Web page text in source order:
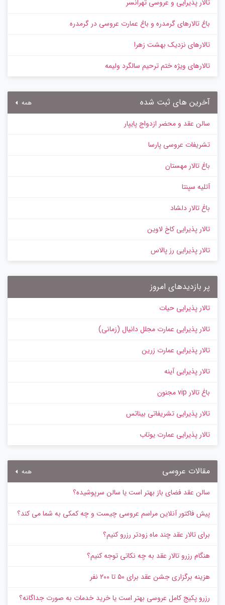
تالار پذیرایی و عروسی تهرانسر
باغ تالارهای گرمدره و باغ عمارت عروسی در گرمدره
تالارهای نزدیک بهشت زهرا
تالارهای ویژه ختم ترحیم سالگرد ولیمه
آخرین های ثبت شده همه
سالن عقد و محضر ازدواج پایپار
تشریفات عروسی پارسا
باغ تالار مهستان
آتلیه سپنتا
باغ تالار دلشاد
تالار پذیرایی کاخ لاوین
تالار پذیرایی رز پالاس
پر بازدیدهای امروز
تالار پذیرایی حیات
تالار پذیرایی عمارت مجلل دانیال (زمانی)
تالار پذیرایی عمارت زرین
تالار پذیرایی آینه
باغ تالار vip مجنون
تالار پذیرایی تشریفاتی بیناتس
تالار پذیرایی عمارت یوتاب
مقالات عروسی همه
سالن عقد فضای باز بهتر است یا سالن سرپوشیده؟
پیش‌ فاکتور آنلاین مراسم عروسی چیست و چه کمکی به شما می کند؟
برای تالار عقد چند ماه زودتر رزرو کنیم؟
هنگام رزرو تالار عقد به چه نکاتی توجه کنیم؟
هزینه برگزاری جشن عقد برای ۵۰ تا ۲۰۰ نفر
رزرو پکیج کامل عروسی بهتر است یا خرید خدمات به‌ صورت جداگانه؟